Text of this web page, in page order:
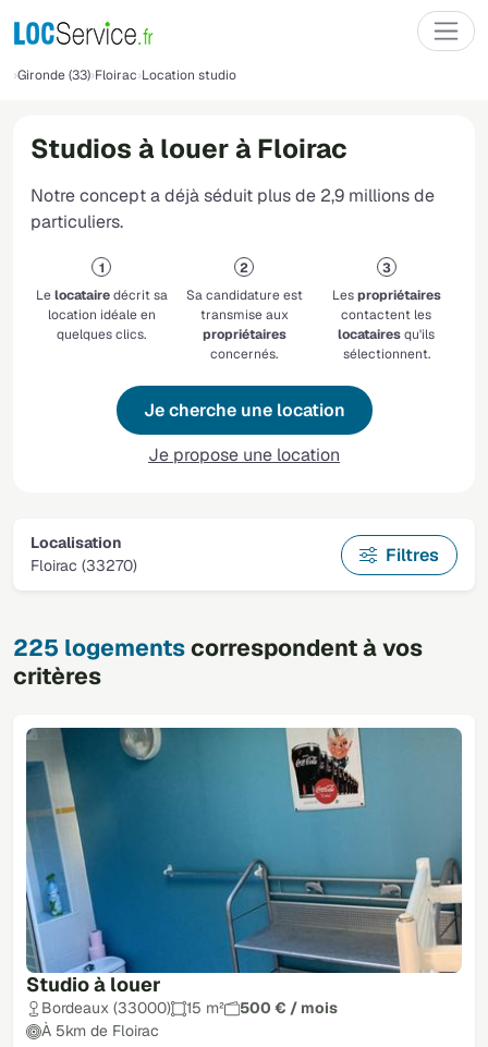
Gironde (33) Floirac Location studio
Studios à louer à Floirac
Notre concept a déjà séduit plus de 2,9 millions de
particuliers.
Lelocatairedécrit sa
location idéale en
quelques clics.
Sa candidature est
transmise aux
propriétaires
concernés.
Lespropriétaires
contactent les
locatairesqu'ils
sélectionnent.
Je cherche une location
Je propose une location
Localisation
Floirac (33270)
Filtres
225 logementscorrespondent à vos
critères
Studio à louer
Bordeaux (33000) 15 m²
500 € / mois
À 5km de Floirac